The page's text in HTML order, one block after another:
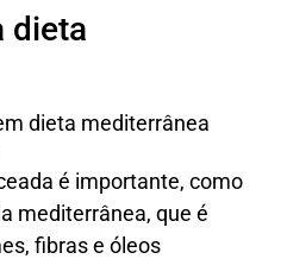
dieta
é importante, como
mediterrânea, que é
fibras e óleos